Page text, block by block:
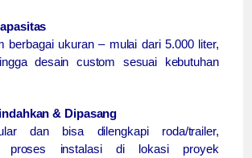
berbagai ukuran – mulai dari 5.000 liter,
desain custom sesuai kebutuhan
& Dipasang
dan bisa dilengkapi roda/trailer,
proses instalasi di lokasi proyek